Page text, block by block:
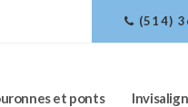
(514)
et ponts Invisalign